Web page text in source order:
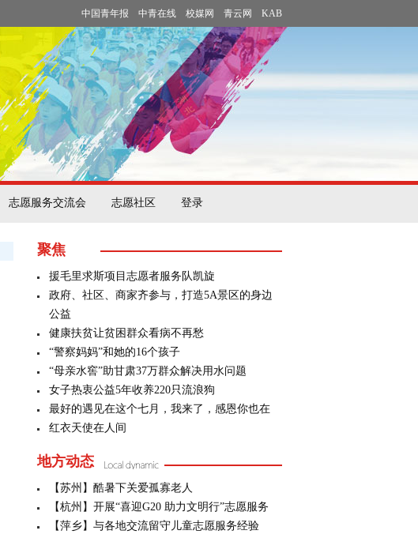
中国青年报 中青在线 校媒网 青云网 KAB
志愿服务交流会 志愿社区 登录
聚焦
援毛里求斯项目志愿者服务队凯旋
政府、社区、商家齐参与，打造5A景区的身边
公益
健康扶贫让贫困群众看病不再愁
“警察妈妈”和她的16个孩子
“母亲水窖”助甘肃37万群众解决用水问题
女子热衷公益5年收养220只流浪狗
最好的遇见在这个七月，我来了，感恩你也在
红衣天使在人间
地方动态
【苏州】酷暑下关爱孤寡老人
【杭州】开展“喜迎G20 助力文明行”志愿服务
【萍乡】与各地交流留守儿童志愿服务经验